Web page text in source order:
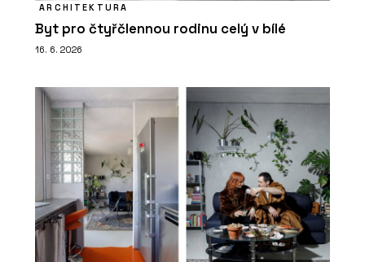
ARCHITEKTURA
Byt pro čtyřčlennou rodinu celý v bílé
16. 6. 2026